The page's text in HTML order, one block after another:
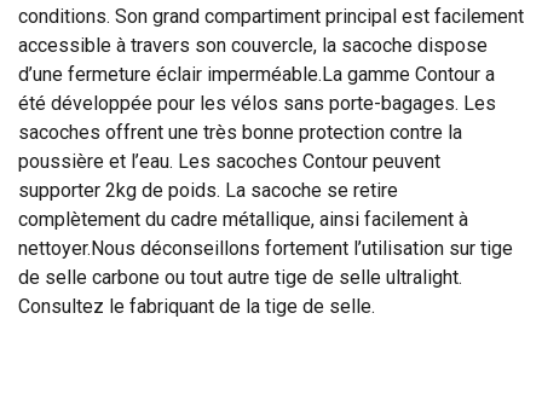
conditions. Son grand compartiment principal est facilement
accessible à travers son couvercle, la sacoche dispose
d’une fermeture éclair imperméable.La gamme Contour a
été développée pour les vélos sans porte-bagages. Les
sacoches offrent une très bonne protection contre la
poussière et l’eau. Les sacoches Contour peuvent
supporter 2kg de poids. La sacoche se retire
complètement du cadre métallique, ainsi facilement à
nettoyer.Nous déconseillons fortement l’utilisation sur tige
de selle carbone ou tout autre tige de selle ultralight.
Consultez le fabriquant de la tige de selle.